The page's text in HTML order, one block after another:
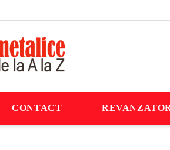
CONTACT